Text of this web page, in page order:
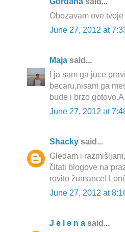
Obozavam ove
June 27, 2012 at
Maja said...
I ja sam ga juce
becaru,nisam ga
bude i brzo
June 27, 2012 at
Shacky said...
Gledam i
čitati blogove na
rovito žumance!
June 27, 2012 at
J e l e n a said...